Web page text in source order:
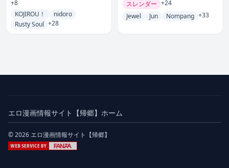
+8
KOJIROU！
nidoro
Rusty Soul +28
スレンダー +24
Jewel
Jun Nompang +33
エロ漫画情報サイト【帰郷】ホーム
© 2026 エロ漫画情報サイト【帰郷】